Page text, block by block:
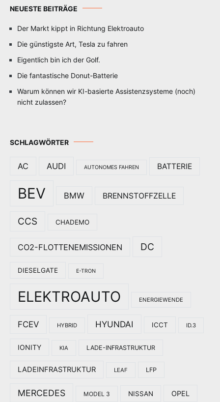
NEUESTE BEITRÄGE
Der Markt kippt in Richtung Elektroauto
Die günstigste Art, Tesla zu fahren
Eigentlich bin ich der Golf.
Die fantastische Donut-Batterie
Warum können wir KI-basierte Assistenzsysteme (noch)
nicht zulassen?
SCHLAGWÖRTER
AC AUDI AUTONOMES FAHREN BATTERIE
BEV BMW BRENNSTOFFZELLE
CCS CHADEMO
CO2-FLOTTENEMISSIONEN DC
DIESELGATE E-TRON
ELEKTROAUTO ENERGIEWENDE
FCEV HYBRID HYUNDAI ICCT ID.3
IONITY KIA LADE-INFRASTRUKTUR
LADEINFRASTRUKTUR LEAF LFP
MERCEDES MODEL 3 NISSAN OPEL